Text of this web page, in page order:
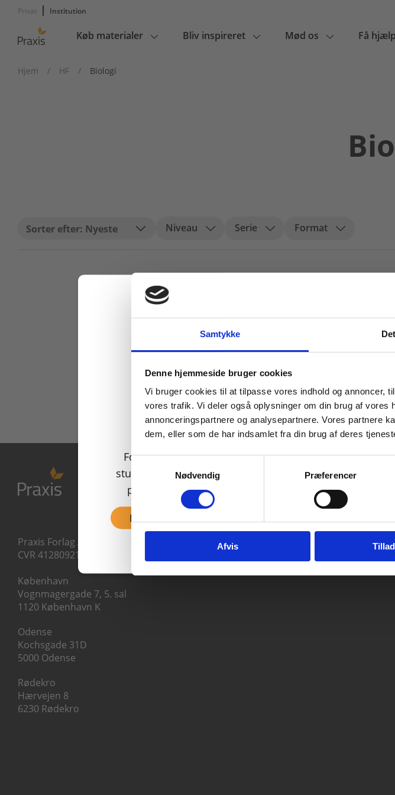
Samtykke
Denne hjemmeside bruger cookies
Vi bruger cookies til at tilpasse vores indhold og annoncer,
vores trafik. Vi deler også oplysninger om din brug af
annonceringspartnere og analysepartnere. Vores partnere
dem, eller som de har indsamlet fra din brug af deres
Samtykkevalg
Nødvendig
Præferencer
Afvis
Privat Institution
Main
Køb materialer Bliv inspireret Mød os Få hjælp
Hjem / HF / Biologi
Nyeste Niveau Serie Format
Ingen
Praxis Forlag A/S
CVR 41280921
København
Vognmagergade 7, 5. sal
1120 København K
Odense
Kochsgade 31D
5000 Odense
Rødekro
Hærvejen 8
6230 Rødekro
Køb læremidler og find masterclasses mm.
For privatkunder og
studerende. Du får vist
priser inkl. moms.
Fortsæt som privat
For institutioner og
virksomheder. Du får
vist priser ekskl. moms.